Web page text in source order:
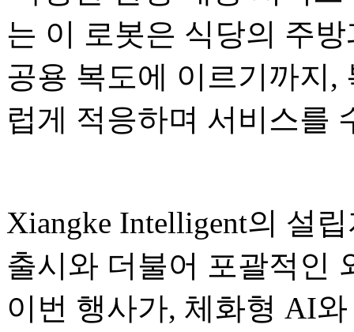
는 이 로봇은 식당의 주
공용 복도에 이르기까지,
럽게 적응하며 서비스를
Xiangke Intelligent의 설
출시와 더불어 포괄적인
이번 행사가, 체화형 AI